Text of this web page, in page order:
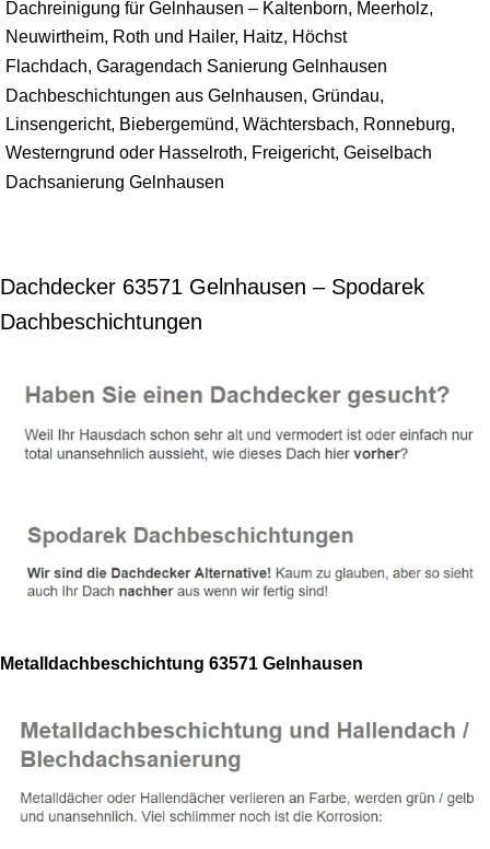
Dachreinigung für Gelnhausen – Kaltenborn, Meerholz,
Neuwirtheim, Roth und Hailer, Haitz, Höchst
Flachdach, Garagendach Sanierung Gelnhausen
Dachbeschichtungen aus Gelnhausen, Gründau,
Linsengericht, Biebergemünd, Wächtersbach, Ronneburg,
Westerngrund oder Hasselroth, Freigericht, Geiselbach
Dachsanierung Gelnhausen
Dachdecker 63571 Gelnhausen – Spodarek
Dachbeschichtungen
Metalldachbeschichtung 63571 Gelnhausen